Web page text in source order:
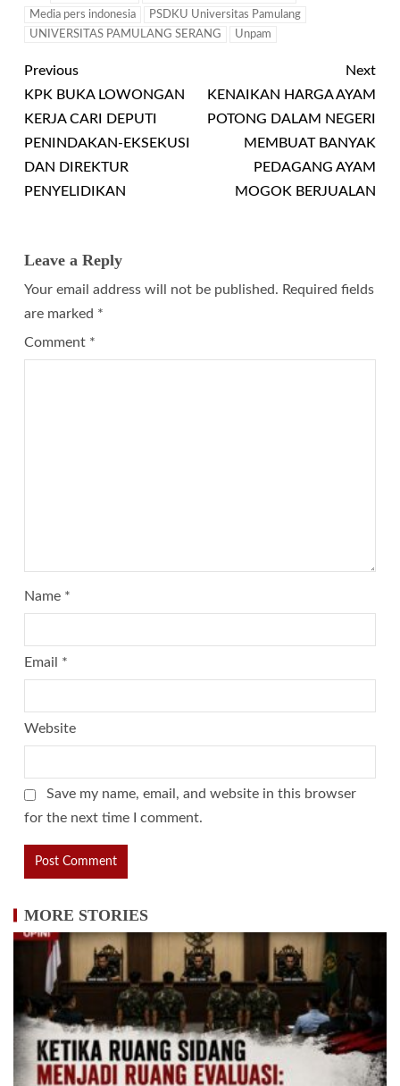
Media pers indonesia
PSDKU Universitas Pamulang
UNIVERSITAS PAMULANG SERANG
Unpam
Previous
KPK BUKA LOWONGAN
KERJA CARI DEPUTI
PENINDAKAN-EKSEKUSI
DAN DIREKTUR
PENYELIDIKAN
Next
KENAIKAN HARGA AYAM
POTONG DALAM NEGERI
MEMBUAT BANYAK
PEDAGANG AYAM
MOGOK BERJUALAN
Leave a Reply
Your email address will not be published. Required fields
are marked *
Comment *
Name *
Email *
Website
Save my name, email, and website in this browser
for the next time I comment.
MORE STORIES